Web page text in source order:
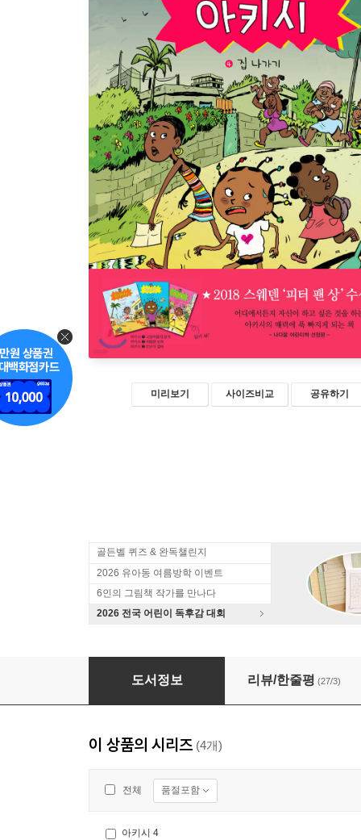
미리보기 사이즈비교 공유하기
골든벨 퀴즈 & 완독챌린지
2026 유아동 여름방학 이벤트
6인의 그림책 작가를 만나다
2026 전국 어린이 독후감 대회
아키시 4
도서정보 리뷰/한줄평 (27/3)
이 상품의 시리즈 (4개)
전체 품절포함
아키시 4